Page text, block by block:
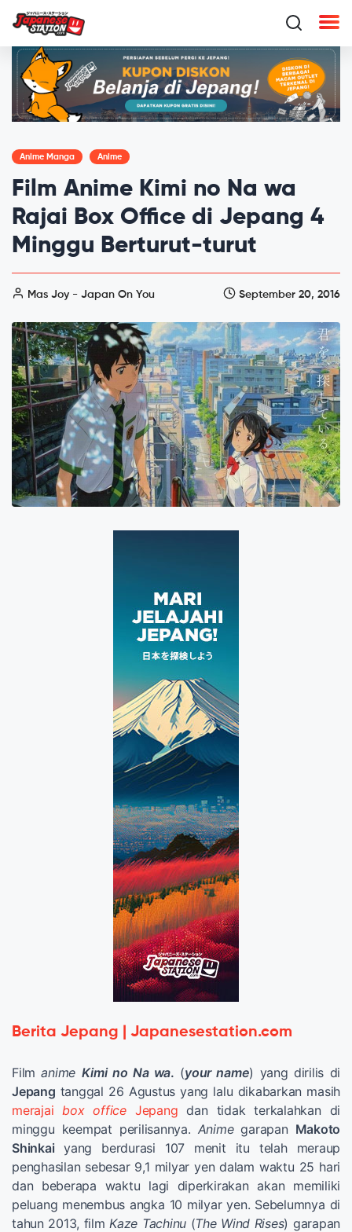
Anime Manga Anime
Film Anime Kimi no Na wa
Rajai Box Office di Jepang 4
Minggu Berturut-turut
Mas Joy - Japan On You September 20, 2016
Berita Jepang | Japanesestation.com
Filmanime Kimi no Na wa. (your name) yang dirilis di
Jepang tanggal 26 Agustus yang lalu dikabarkan masih
merajai box officeJepang dan tidak terkalahkan di
minggu keempat perilisannya. Animegarapan Makoto
Shinkai yang berdurasi 107 menit itu telah meraup
penghasilan sebesar 9,1 milyar yen dalam waktu 25 hari
dan beberapa waktu lagi diperkirakan akan memiliki
peluang menembus angka 10 milyar yen. Sebelumnya di
tahun 2013, film Kaze Tachinu (The Wind Rises) garapan